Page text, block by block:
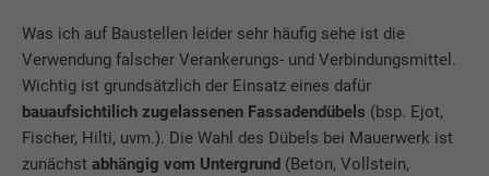
Was ich auf Baustellen leider sehr häufig sehe ist die
Verwendung falscher Verankerungs- und Verbindungsmittel.
Wichtig ist grundsätzlich der Einsatz eines dafür
bauaufsichtilich zugelassenen Fassadendübels (bsp. Ejot,
Fischer, Hilti, uvm.). Die Wahl des Dübels bei Mauerwerk ist
zunächstabhängig vom Untergrund (Beton, Vollstein,